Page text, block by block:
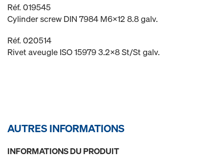
Réf. 019545
Cylinder screw DIN 7984 M6x12 8.8 galv.
Réf. 020514
Rivet aveugle ISO 15979 3.2x8 St/St galv.
AUTRES INFORMATIONS
INFORMATIONS DU PRODUIT